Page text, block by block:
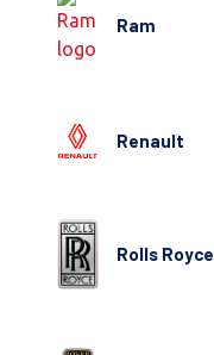
Ram
Renault
Rolls Royce